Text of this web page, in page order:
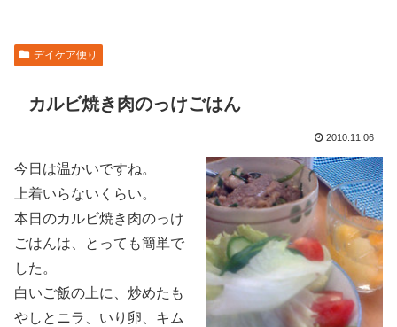
デイケア便り
カルビ焼き肉のっけごはん
2010.11.06
今日は温かいですね。
上着いらないくらい。
本日のカルビ焼き肉のっけ
ごはんは、とっても簡単で
した。
白いご飯の上に、炒めたも
やしとニラ、いり卵、キム